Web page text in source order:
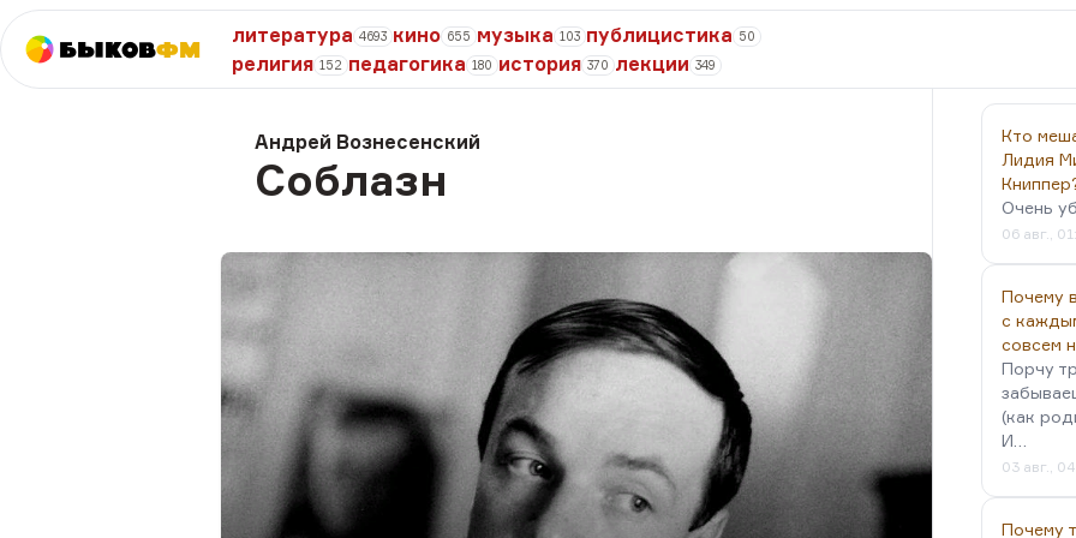
БыковФМ
литература 4693 кино 655 музыка 103 публицистика 50
религия 152 педагогика 180 история 370 лекции 349
Андрей Вознесенский
Соблазн
Кто
Лидия
Очень
06 авг.,
Почему
с
совсем
Порчу
(как
И…
03 авг.,
Почему